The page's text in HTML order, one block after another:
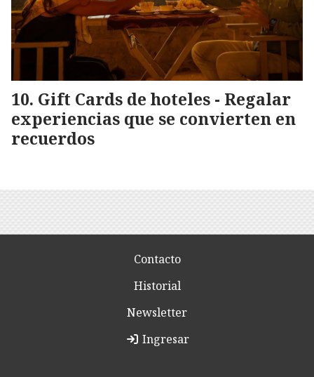
Gift Cards de hoteles - Regalar
experiencias que se convierten en
recuerdos
Contacto
Historial
Newsletter
Ingresar